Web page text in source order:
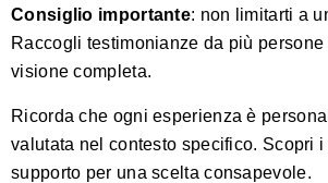
Consiglio importante: non limitarti a
Raccogli testimonianze da più persone
visione completa.
Ricorda che ogni esperienza è
valutata nel contesto specifico. Scopri i
supporto per una scelta consapevole.